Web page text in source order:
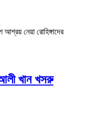
আশ্রয় নেয়া রোহিঙ্গাদের
খান খসরু